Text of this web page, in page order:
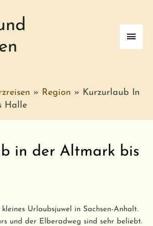
» Region » Kurzurlaub In
Halle
in der Altmark bis
Urlaubsjuwel in Sachsen-Anhalt.
und der Elberadweg sind sehr beliebt.